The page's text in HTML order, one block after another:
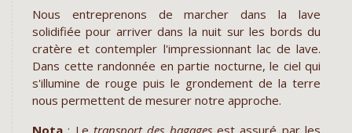
Nous entreprenons de marcher dans la lave
solidifiée pour arriver dans la nuit sur les bords du
cratère et contempler l'impressionnant lac de lave.
Dans cette randonnée en partie nocturne, le ciel qui
s'illumine de rouge puis le grondement de la terre
nous permettent de mesurer notre approche.
Nota : Le transportdes bagagesest assuré par les